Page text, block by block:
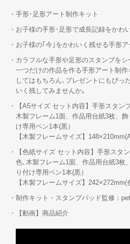
・手形･足形アート制作キット
・お子様の手形･足形で成長記録をかわ
・お子様の｢今｣をかわいく残せる手形ア
・カラフルな手形や足形のスタンプを
一つだけの作品を作る手形アート制
してはもちろん､プレゼントにもぴっ
いく残してみませんか｡
・【A5サイズ セット内容】手形スタン
木製フレーム1面、作品用台紙3枚、
け専用ペン1本(黒）
【木製フレームサイズ】
・【色紙サイズ セット内容】手形スタ
色､木製フレーム1面、作品用台紙3枚
り付け専用ペン1本(黒）
【木製フレームサイズ】242×272mm(
・制作キット・スタンプパッド監修：
・【動画】商品紹介